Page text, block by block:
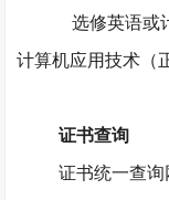
选修英语或
计算机应用技术（
证书查询
证书统一查询